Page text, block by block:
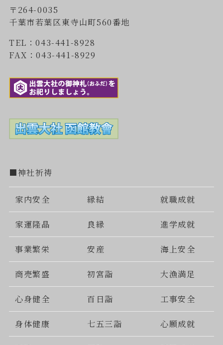
〒264-0035
千葉市若葉区東寺山町560番地
TEL：043-441-8928
FAX：043-441-8929
■神社祈祷
家内安全 縁結 就職成就
家運隆晶 良縁 進学成就
事業繁栄 安産 海上安全
商売繁盛 初宮詣 大漁満足
心身健全 百日詣 工事安全
身体健康 七五三詣 心願成就